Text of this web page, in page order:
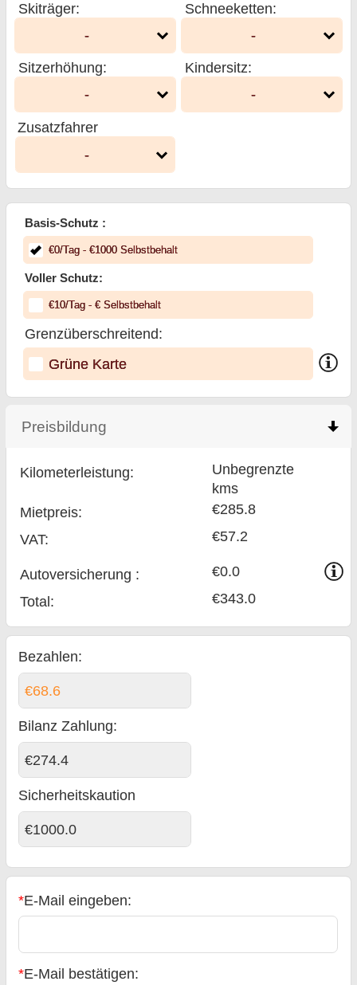
Skiträger:
-
Schneeketten:
-
Sitzerhöhung:
-
Kindersitz:
-
Zusatzfahrer
-
Basis-Schutz :
€0/Tag- €1000Selbstbehalt
Voller Schutz:
€10/Tag- €Selbstbehalt
Grenzüberschreitend:
Grüne Karte
Preisbildung
Kilometerleistung:
Unbegrenzte
kms
Mietpreis:
€285.8
VAT:
€57.2
Auto­versicherung :
€0.0
Total: €343.0
Bezahlen:
€68.6
Bilanz Zahlung:
€274.4
Sicherheitskaution
€1000.0
*E-Mail eingeben:
*E-Mail bestätigen: